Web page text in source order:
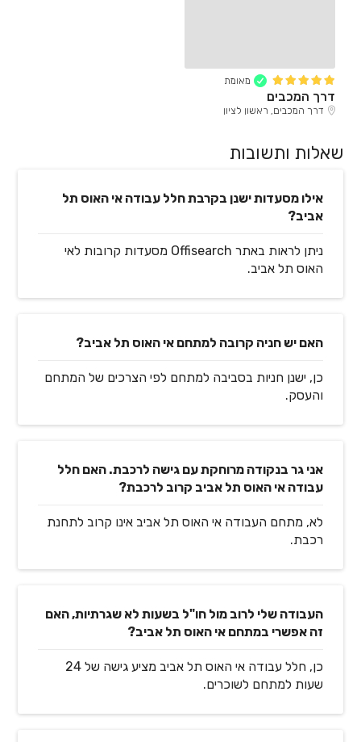
מאומת
דרך המכבים
דרך המכבים, ראשון לציון
שאלות ותשובות
אילו מסעדות ישנן בקרבת חלל עבודה אי האוס תל
אביב?
ניתן לראות באתר Offisearch מסעדות קרובות לאי
האוס תל אביב.
האם יש חניה קרובה למתחם אי האוס תל אביב?
כן, ישנן חניות בסביבה למתחם לפי הצרכים של המתחם
והעסק.
אני גר בנקודה מרוחקת עם גישה לרכבת. האם חלל
עבודה אי האוס תל אביב קרוב לרכבת?
לא, מתחם העבודה אי האוס תל אביב אינו קרוב לתחנת
רכבת.
העבודה שלי לרוב מול חו"ל בשעות לא שגרתיות, האם
זה אפשרי במתחם אי האוס תל אביב?
כן, חלל עבודה אי האוס תל אביב מציע גישה של 24
שעות למתחם לשוכרים.